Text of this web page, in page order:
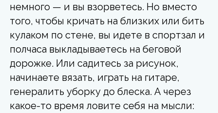
немного — и вы взорветесь. Но вместо
того, чтобы кричать на близких или бить
кулаком по стене, вы идете в спортзал и
полчаса выкладываетесь на беговой
дорожке. Или садитесь за рисунок,
начинаете вязать, играть на гитаре,
генералить уборку до блеска. А через
какое-то время ловите себя на мысли: